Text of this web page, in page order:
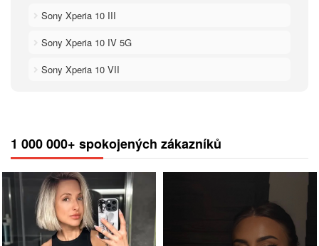
Sony Xperia 10 III
Sony Xperia 10 IV 5G
Sony Xperia 10 VII
1 000 000+ spokojených zákazníků